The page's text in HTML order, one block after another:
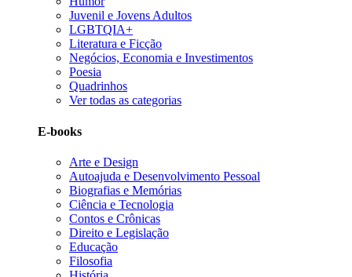
Juvenil e Jovens Adultos
LGBTQIA+
Literatura e Ficção
Negócios, Economia e Investimentos
Poesia
Quadrinhos
Ver todas as categorias
E-books
Arte e Design
Autoajuda e Desenvolvimento Pessoal
Biografias e Memórias
Ciência e Tecnologia
Contos e Crônicas
Direito e Legislação
Educação
Filosofia